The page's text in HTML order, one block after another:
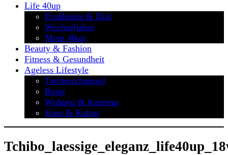
Life 40up
Ernährung & Diät
Wechseljahre
Mom 40up
Beauty & Fashion
Fitness & Gesundheit
Ageless Lifestyle
Twitterschnipsel
Reise
Wohnen & Interieur
Kino & Kultur